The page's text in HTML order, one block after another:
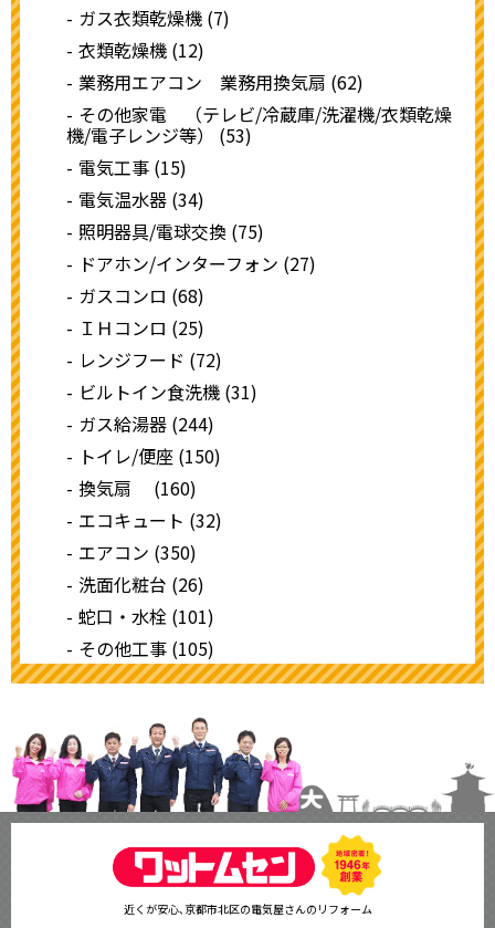
ガス衣類乾燥機 (7)
衣類乾燥機 (12)
業務用エアコン 業務用換気扇 (62)
その他家電 （テレビ/冷蔵庫/洗濯機/衣類乾燥
機/電子レンジ等） (53)
電気工事 (15)
電気温水器 (34)
照明器具/電球交換 (75)
ドアホン/インターフォン (27)
ガスコンロ (68)
ＩＨコンロ (25)
レンジフード (72)
ビルトイン食洗機 (31)
ガス給湯器 (244)
トイレ/便座 (150)
換気扇 (160)
エコキュート (32)
エアコン (350)
洗面化粧台 (26)
蛇口・水栓 (101)
その他工事 (105)
近くが安心､京都市北区の電気屋さんのリフォーム